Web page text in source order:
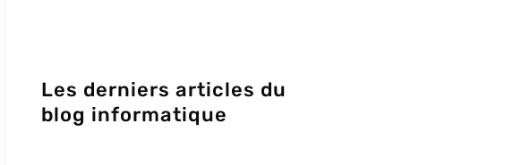
Les derniers articles du
blog informatique